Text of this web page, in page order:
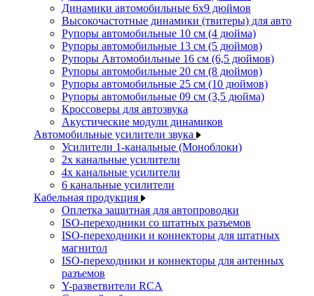
Динамики автомобильные 6x9 дюймов
Высокочастотные динамики (твитеры) для авто
Рупоры автомобильные 10 см (4 дюйма)
Рупоры автомобильные 13 см (5 дюймов)
Рупоры Автомобильные 16 см (6,5 дюймов)
Рупоры автомобильные 20 см (8 дюймов)
Рупоры автомобильные 25 см (10 дюймов)
Рупоры автомобильные 09 см (3,5 дюйма)
Кроссоверы для автозвука
Акустические модули динамиков
Автомобильные усилители звука
Усилители 1-канальные (Моноблоки)
2х канальные усилители
4х канальные усилители
6 канальные усилители
Кабельная продукция
Оплетка защитная для автопроводки
ISO-переходники со штатных разъемов
ISO-переходники и коннекторы для штатных
магнитол
ISO-переходники и коннекторы для антенных
разъемов
Y-разветвители RCA